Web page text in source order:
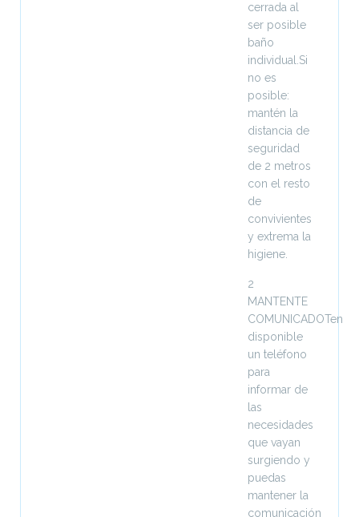
cerrada al
ser posible
baño
individual.Si
no es
posible:
mantén la
distancia de
seguridad
de 2 metros
con el resto
de
convivientes
y extrema la
higiene.
2
MANTENTE
COMUNICADOTen
disponible
un teléfono
para
informar de
las
necesidades
que vayan
surgiendo y
puedas
mantener la
comunicación